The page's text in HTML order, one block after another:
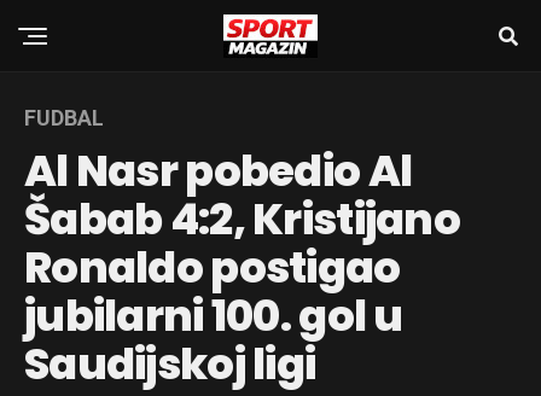
FUDBAL
Al Nasr pobedio Al
Šabab 4:2, Kristijano
Ronaldo postigao
jubilarni 100. gol u
Saudijskoj ligi